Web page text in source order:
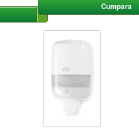
Cumpara